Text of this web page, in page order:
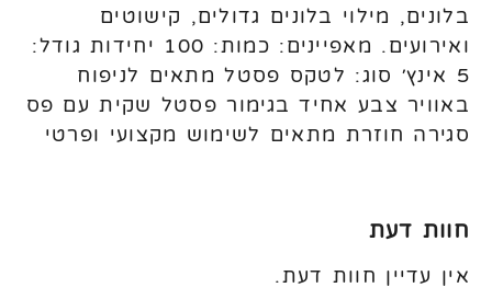
בלונים, מילוי בלונים גדולים, קישוטים
ואירועים. מאפיינים: כמות: 100 יחידות גודל:
5 אינץ׳ סוג: לטקס פסטל מתאים לניפוח
באוויר צבע אחיד בגימור פסטל שקית עם פס
סגירה חוזרת מתאים לשימוש מקצועי ופרטי
חוות דעת
אין עדיין חוות דעת.